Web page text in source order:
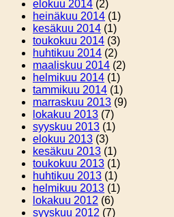
elokuu 2014 (2)
heinäkuu 2014 (1)
kesäkuu 2014 (1)
toukokuu 2014 (3)
huhtikuu 2014 (2)
maaliskuu 2014 (2)
helmikuu 2014 (1)
tammikuu 2014 (1)
marraskuu 2013 (9)
lokakuu 2013 (7)
syyskuu 2013 (1)
elokuu 2013 (3)
kesäkuu 2013 (1)
toukokuu 2013 (1)
huhtikuu 2013 (1)
helmikuu 2013 (1)
lokakuu 2012 (6)
syyskuu 2012 (7)